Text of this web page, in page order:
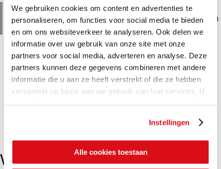
We gebruiken cookies om content en advertenties te
personaliseren, om functies voor social media te bieden
en om ons websiteverkeer te analyseren. Ook delen we
informatie over uw gebruik van onze site met onze
partners voor social media, adverteren en analyse. Deze
partners kunnen deze gegevens combineren met andere
informatie die u aan ze heeft verstrekt of die ze hebben
verzameld op basis van uw gebruik van hun services. U
gaat akkoord met onze cookies als u onze website blijft
Instellingen
Alle cookies toestaan
Wandtegel glans wit is verkrijgbaar in diverse maten.
Ongerectificeerd in 30×60 cm. Gerectificeerd in de maten
30×60, 30×90, 40×120 en 60×120 cm.
Wandtegel Mat Wit rec/onrec